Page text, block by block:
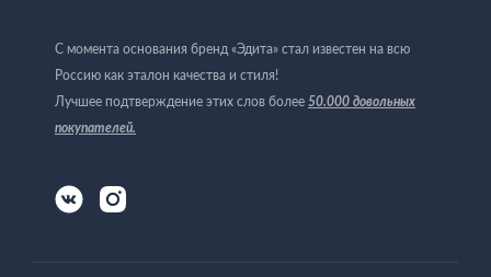
С момента основания бренд «Эдита» стал известен на всю
Россию как эталон качества и стиля!
Лучшее подтверждение этих слов более 50.000 довольных
покупателей.